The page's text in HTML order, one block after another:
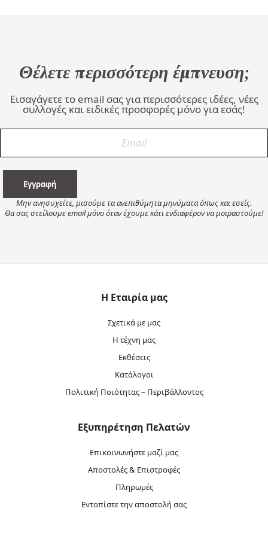
Θέλετε περισσότερη έμπνευση;
Εισαγάγετε το email σας για περισσότερες ιδέες, νέες
συλλογές και ειδικές προσφορές μόνο για εσάς!
Μην ανησυχείτε, μισούμε τα ανεπιθύμητα μηνύματα όπως και εσείς.
Θα σας στείλουμε email μόνο όταν έχουμε κάτι ενδιαφέρον να μοιραστούμε!
Η Εταιρία μας
Σχετικά με μας
Η τέχνη μας
Εκθέσεις
Κατάλογοι
Πολιτική Ποιότητας – Περιβάλλοντος
Εξυπηρέτηση Πελατών
Επικοινωνήστε μαζί μας
Αποστολές & Επιστροφές
Πληρωμές
Εντοπίστε την αποστολή σας